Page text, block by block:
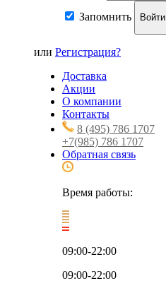
Запомнить Войти
или Регистрация?
Доставка
Акции
О компании
Контакты
8 (495) 786 1707
+7(985) 786 1707
Обратная связь
Время работы:
09:00-22:00
09:00-22:00